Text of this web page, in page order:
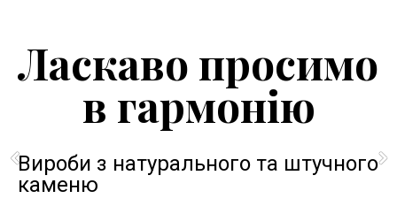
Ласкаво просимо
в гармонію
Вироби з натурального та штучного
каменю